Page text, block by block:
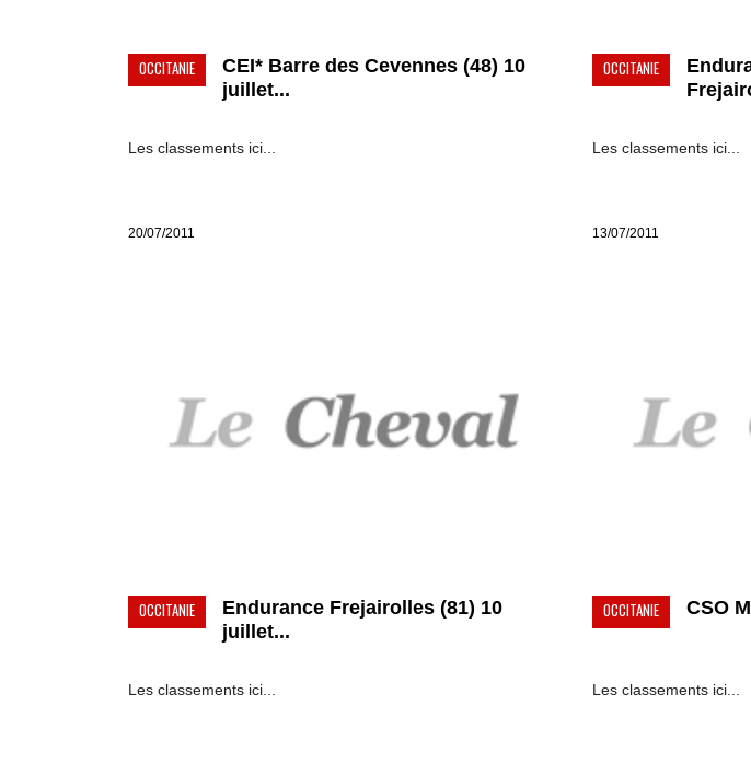
OCCITANIE
CEI* Barre des Cevennes (48) 10
juillet...
Les classements ici...
20/07/2011
OCCITANIE
Les classements ici...
13/07/2011
OCCITANIE
Endurance Frejairolles (81) 10
juillet...
Les classements ici...
OCCITANIE CSO
Les classements ici...